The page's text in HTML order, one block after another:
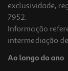
Porco Nacional
2.80 €/un
exclusividade,
7952.
Informação
intermediação
Ao longo do ano